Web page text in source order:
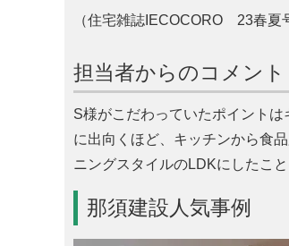
（住宅雑誌IECOCORO 23春夏
担当者からのコメント
S様がこだわっていたポイント
に出向くほど、キッチンから食
ニングスタイルのLDKにしたこと
那須建設人気事例